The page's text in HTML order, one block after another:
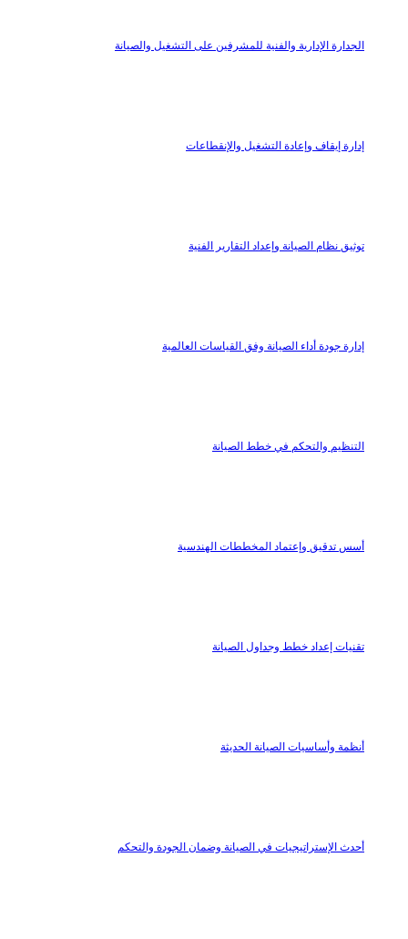
الجدارة الإدارية والفنية للمشرفين على التشغيل والصيانة
إدارة إيقاف وإعادة التشغيل والإنقطاعات
توثيق نظام الصيانة وإعداد التقارير الفنية
إدارة جودة أداء الصيانة وفق القياسات العالمية
التنظيم والتحكم في خطط الصيانة
أسس تدقيق وإعتماد المخططات الهندسية
تقنيات إعداد خطط وجداول الصيانة
أنظمة وأساسيات الصيانة الحديثة
أحدث الإستراتيجيات في الصيانة وضمان الجودة والتحكم